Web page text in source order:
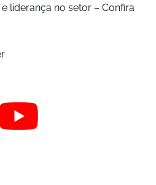
liderança no setor – Confira